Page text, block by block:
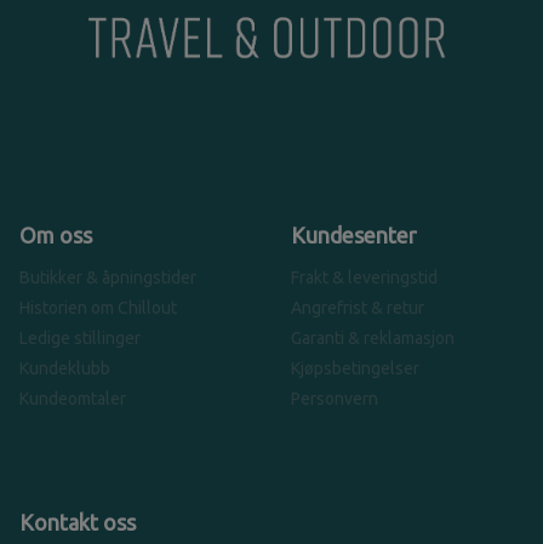
Om oss
Butikker & åpningstider
Historien om Chillout
Ledige stillinger
Kundeklubb
Kundeomtaler
Kundesenter
Frakt & leveringstid
Angrefrist & retur
Garanti & reklamasjon
Kjøpsbetingelser
Personvern
Kontakt oss